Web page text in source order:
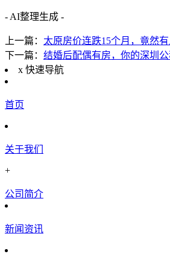
- AI整理生成 -
上一篇： 太原房价连跌15个月，竟然
下一篇： 结婚后配偶有房，你的深圳
x 快速导航
首页
关于我们
+
公司简介
新闻资讯